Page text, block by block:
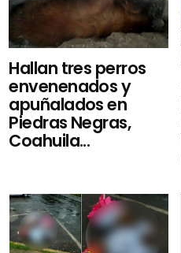
Hallan tres perros
envenenados y
apuñalados en
Piedras Negras,
Coahuila...